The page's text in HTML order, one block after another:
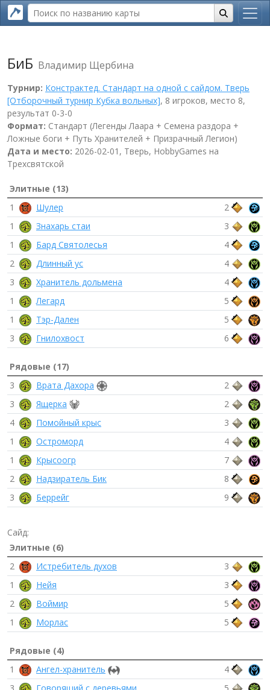
БиБ Владимир Щербина
Турнир: Констрактед. Стандарт на одной с сайдом. Тверь
[Отборочный турнир Кубка вольных], 8 игроков, место 8,
результат 0-3-0
Формат: Стандарт (Легенды Лаара + Семена раздора +
Ложные боги + Путь Хранителей + Призрачный Легион)
Дата и место: 2026-02-01, Тверь, HobbyGames на
Трехсвятской
Элитные (13)
1
Шулер
2
1
Знахарь стаи
3
1
Бард Святолесья
4
2
Длинный ус
4
3
Хранитель дольмена
4
1
Легард
5
1
Тэр-Дален
5
3
Гнилохвост 6
Рядовые (17)
3
Врата Дахора
2
3
Ящерка
2
4
Помойный крыс
3
1
Остроморд
4
1
Крысоогр
7
2
Надзиратель Бик
8
3
Беррейг 9
Сайд:
Элитные (6)
2
Истребитель духов
3
1
Нейя
3
2
Воймир
5
1
Морлас 5
Рядовые (4)
1
Ангел-хранитель
4